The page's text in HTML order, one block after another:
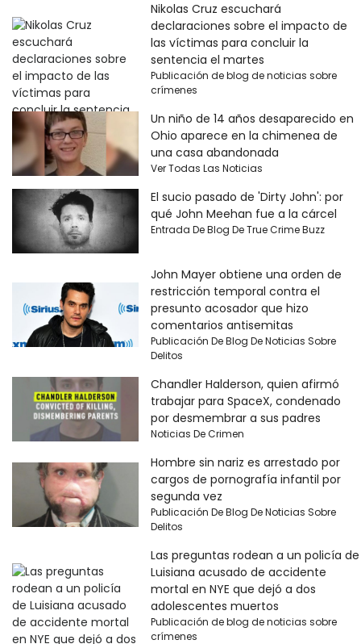
Nikolas Cruz escuchará
declaraciones sobre el impacto de
las víctimas para concluir la
sentencia el martes
Publicación de blog de noticias sobre
crímenes
Un niño de 14 años desaparecido en
Ohio aparece en la chimenea de
una casa abandonada
Ver Todas Las Noticias
El sucio pasado de 'Dirty John': por
qué John Meehan fue a la cárcel
Entrada De Blog De True Crime Buzz
John Mayer obtiene una orden de
restricción temporal contra el
presunto acosador que hizo
comentarios antisemitas
Publicación De Blog De Noticias Sobre
Delitos
Chandler Halderson, quien afirmó
trabajar para SpaceX, condenado
por desmembrar a sus padres
Noticias De Crimen
Hombre sin nariz es arrestado por
cargos de pornografía infantil por
segunda vez
Publicación De Blog De Noticias Sobre
Delitos
Las preguntas rodean a un policía de
Luisiana acusado de accidente
mortal en NYE que dejó a dos
adolescentes muertos
Publicación de blog de noticias sobre
crímenes